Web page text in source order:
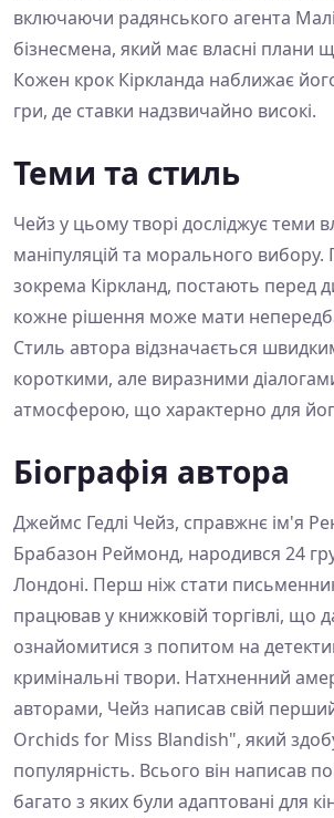
включаючи радянського агента
бізнесмена, який має власні плани
Кожен крок Кіркланда наближає
гри, де ставки надзвичайно високі.
Теми та стиль
Чейз у цьому творі досліджує теми
маніпуляцій та морального вибору.
зокрема Кіркланд, постають перед
кожне рішення може мати
Стиль автора відзначається
короткими, але виразними
атмосферою, що характерно для
Біографія автора
Джеймс Гедлі Чейз, справжнє ім'я
Брабазон Реймонд, народився 24
Лондоні. Перш ніж стати
працював у книжковій торгівлі, що
ознайомитися з попитом на
кримінальні твори. Натхненний
авторами, Чейз написав свій
Orchids for Miss Blandish", який
популярність. Всього він написав
багато з яких були адаптовані для